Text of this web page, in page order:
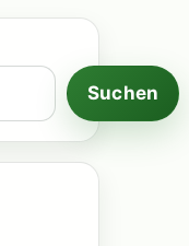
Suchen